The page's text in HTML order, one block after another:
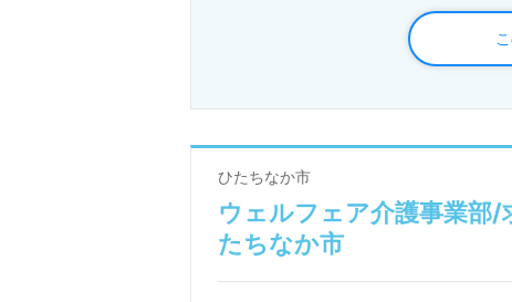
ひたちなか市
ウェルフェア介護事業部
たちなか市